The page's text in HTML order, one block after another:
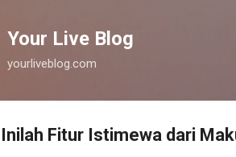
Your Live Blog
yourliveblog.com
Inilah Fitur Istimewa dari